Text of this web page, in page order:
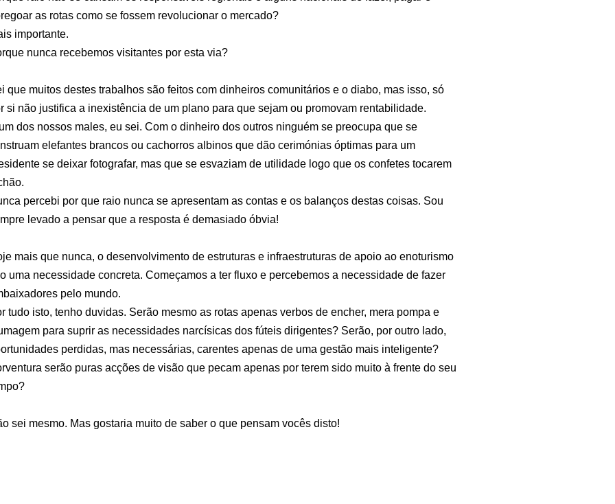
as rotas como se fossem revolucionar o mercado?
importante.
nunca recebemos visitantes por esta via?
que muitos destes trabalhos são feitos com dinheiros comunitários e o diabo, mas isso, só
si não justifica a inexistência de um plano para que sejam ou promovam rentabilidade.
dos nossos males, eu sei. Com o dinheiro dos outros ninguém se preocupa que se
elefantes brancos ou cachorros albinos que dão cerimónias óptimas para um
se deixar fotografar, mas que se esvaziam de utilidade logo que os confetes tocarem
percebi por que raio nunca se apresentam as contas e os balanços destas coisas. Sou
levado a pensar que a resposta é demasiado óbvia!
mais que nunca, o desenvolvimento de estruturas e infraestruturas de apoio ao enoturismo
uma necessidade concreta. Começamos a ter fluxo e percebemos a necessidade de fazer
pelo mundo.
tudo isto, tenho duvidas. Serão mesmo as rotas apenas verbos de encher, mera pompa e
para suprir as necessidades narcísicas dos fúteis dirigentes? Serão, por outro lado,
perdidas, mas necessárias, carentes apenas de uma gestão mais inteligente?
serão puras acções de visão que pecam apenas por terem sido muito à frente do seu
sei mesmo. Mas gostaria muito de saber o que pensam vocês disto!